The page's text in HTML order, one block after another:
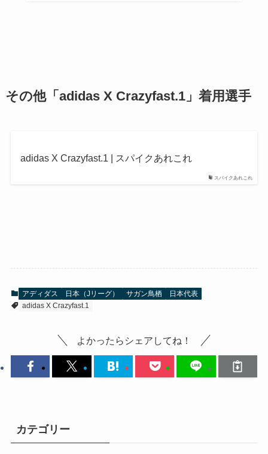
その他「adidas X Crazyfast.1」着用選手
スパイクあれこれ
adidas X Crazyfast.1 | スパイクあれこれ
アディダス 日本（Jリーグ） サガン鳥栖
日本代表
adidas X Crazyfast.1
よかったらシェアしてね！
カテゴリー